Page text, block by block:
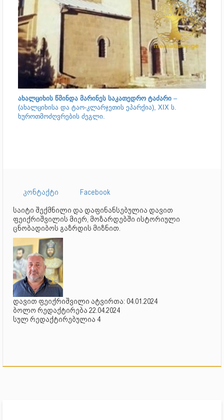
ახალციხის წმინდა მარინეს საკათედრო ტაძარი –
(ახალციხისა და ტაო-კლარჯეთის ეპარქია), XIX ს.
ხუროთმოძღვრების ძეგლი.
კონტაქტი
Facebook
საიტი შექმნილი და დაფინანსებულია დავით
ფეიქრიშვილის მიერ, მოზარდებში ისტორიული
ცნობადიბოს გაზრდის მიზნით.
დავით ფეიქრიშვილი ატვირთა: 04.01.2024
ბოლო რედაქტირება 22.04.2024
სულ რედაქტირებულია 4